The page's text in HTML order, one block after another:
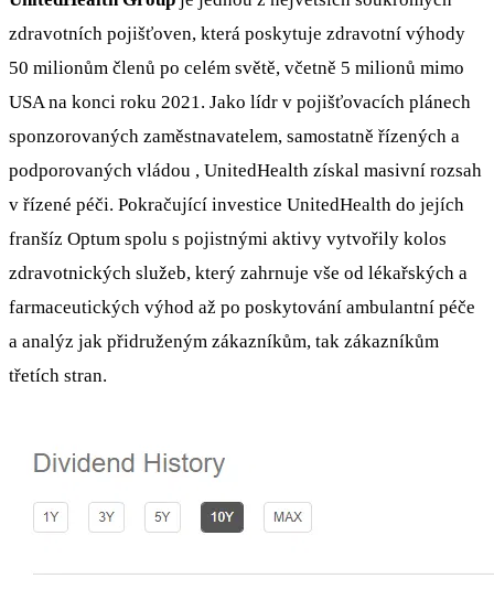
zdravotních pojišťoven, která poskytuje zdravotní výhody
50 milionům členů po celém světě, včetně 5 milionů mimo
USA na konci roku 2021. Jako lídr v pojišťovacích plánech
sponzorovaných zaměstnavatelem, samostatně řízených a
podporovaných vládou , UnitedHealth získal masivní rozsah
v řízené péči. Pokračující investice UnitedHealth do jejích
franšíz Optum spolu s pojistnými aktivy vytvořily kolos
zdravotnických služeb, který zahrnuje vše od lékařských a
farmaceutických výhod až po poskytování ambulantní péče
a analýz jak přidruženým zákazníkům, tak zákazníkům
třetích stran.